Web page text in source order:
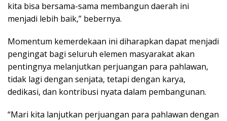
kita bisa bersama-sama membangun daerah ini
menjadi lebih baik,” bebernya.
Momentum kemerdekaan ini diharapkan dapat menjadi
pengingat bagi seluruh elemen masyarakat akan
pentingnya melanjutkan perjuangan para pahlawan,
tidak lagi dengan senjata, tetapi dengan karya,
dedikasi, dan kontribusi nyata dalam pembangunan.
“Mari kita lanjutkan perjuangan para pahlawan dengan